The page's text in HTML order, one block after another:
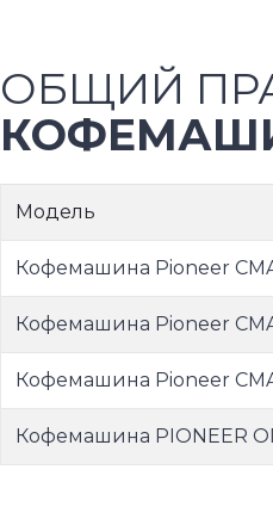
ОБЩИЙ
Модель
Кофемашина Pioneer
Кофемашина Pioneer
Кофемашина Pioneer
Кофемашина PIONEER